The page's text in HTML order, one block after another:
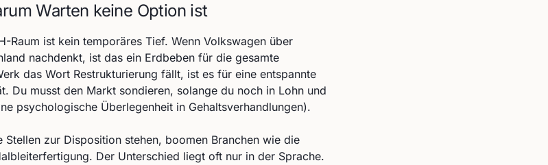
Warten keine Option ist
Raum ist kein temporäres Tief. Wenn Volkswagen über
nachdenkt, ist das ein Erdbeben für die gesamte
das Wort Restrukturierung fällt, ist es für eine entspannte
Du musst den Markt sondieren, solange du noch in Lohn und
psychologische Überlegenheit in Gehaltsverhandlungen).
Stellen zur Disposition stehen, boomen Branchen wie die
Der Unterschied liegt oft nur in der Sprache.